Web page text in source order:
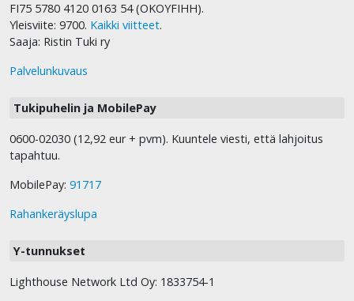
FI75 5780 4120 0163 54 (OKOYFIHH).
Yleisviite: 9700. Kaikki viitteet.
Saaja: Ristin Tuki ry
Palvelunkuvaus
Tukipuhelin ja MobilePay
0600-02030 (12,92 eur + pvm). Kuuntele viesti, että lahjoitus
tapahtuu.
MobilePay: 91717
Rahankeräyslupa
Y-tunnukset
Lighthouse Network Ltd Oy: 1833754-1